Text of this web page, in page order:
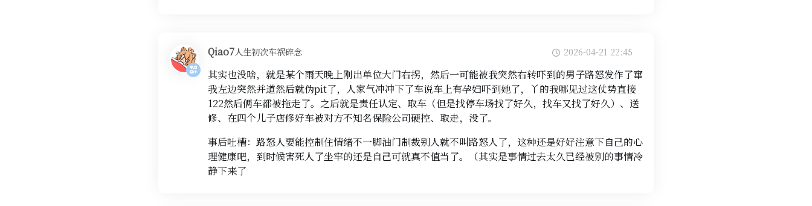
Qiao7人生初次车祸碎念 2026-04-21 22:45
其实也没啥，就是某个雨天晚上刚出单位大门右拐，然后一可能被我突然右转吓到的男子路怒发作了窜
我左边突然并道然后就伪pit了，人家气冲冲下了车说车上有孕妇吓到她了，丫的我哪见过这仗势直接
122然后俩车都被拖走了。之后就是责任认定、取车（但是找停车场找了好久，找车又找了好久）、送
修、在四个儿子店修好车被对方不知名保险公司硬控、取走，没了。
事后吐槽：路怒人要能控制住情绪不一脚油门制裁别人就不叫路怒人了，这种还是好好注意下自己的心
理健康吧，到时候害死人了坐牢的还是自己可就真不值当了。（其实是事情过去太久已经被别的事情冷
静下来了